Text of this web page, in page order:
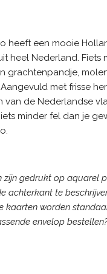
heeft een mooie
heel Nederland. Fiets
grachtenpandje,
met frisse
van de Nederlandse
minder fel dan je
zijn gedrukt op aquarel
achterkant te
kaarten worden
envelop